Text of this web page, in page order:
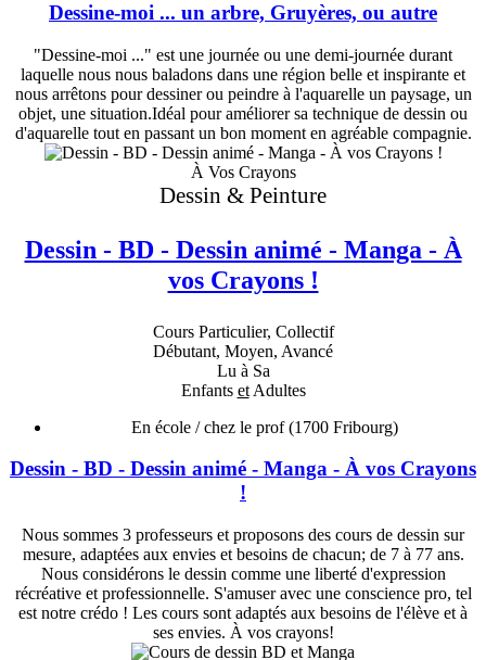
Dessine-moi ... un arbre, Gruyères, ou autre
"Dessine-moi ..." est une journée ou une demi-journée durant
laquelle nous nous baladons dans une région belle et inspirante et
nous arrêtons pour dessiner ou peindre à l'aquarelle un paysage, un
objet, une situation.Idéal pour améliorer sa technique de dessin ou
d'aquarelle tout en passant un bon moment en agréable compagnie.
À Vos Crayons
Dessin & Peinture
Dessin - BD - Dessin animé - Manga - À
vos Crayons !
Cours Particulier, Collectif
Débutant, Moyen, Avancé
Lu à Sa
Enfants etAdultes
En école / chez le prof(1700 Fribourg)
Dessin - BD - Dessin animé - Manga - À vos Crayons
!
Nous sommes 3 professeurs et proposons des cours de dessin sur
mesure, adaptées aux envies et besoins de chacun; de 7 à 77 ans.
Nous considérons le dessin comme une liberté d'expression
récréative et professionnelle. S'amuser avec une conscience pro, tel
est notre crédo ! Les cours sont adaptés aux besoins de l'élève et à
ses envies. À vos crayons!